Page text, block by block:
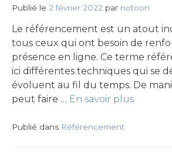
Publié le 2 février 2022 par notoon
Le référencement est un atout
tous ceux qui ont besoin de
présence en ligne. Ce terme
ici différentes techniques qui se
évoluent au fil du temps. De
peut faire … En savoir plus
Publié dans Référencement